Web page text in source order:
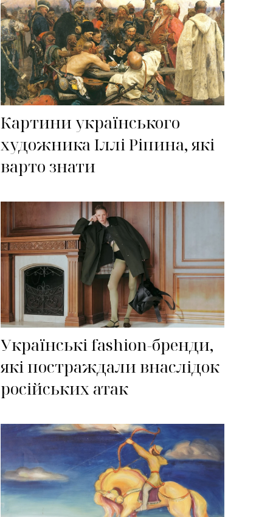
Картини українського
художника Іллі Ріпина, які
варто знати
Українські fashion-бренди,
які постраждали внаслідок
російських атак